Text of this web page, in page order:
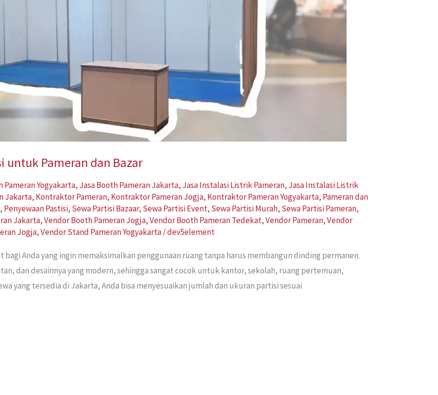
untuk Pameran dan Bazar
Pameran Yogyakarta, Jasa Booth Pameran Jakarta, Jasa Instalasi Listrik Pameran, Jasa Instalasi Listrik
Jakarta, Kontraktor Pameran, Kontraktor Pameran Jogja, Kontraktor Pameran Yogyakarta, Pameran dan
, Penyewaan Pastisi, Sewa Partisi Bazaar, Sewa Partisi Event, Sewa Partisi Murah, Sewa Partisi Pameran,
Jakarta,Vendor Booth Pameran Jogja,Vendor Booth Pameran Tedekat,Vendor Pameran,Vendor
Jogja,Vendor Stand Pameran Yogyakarta/dev5element
Anda yang ingin memaksimalkan penggunaan ruang tanpa harus membangun dinding permanen.
dan desainnya yang modern, sehingga sangat cocok untuk kantor, sekolah, ruang pertemuan,
yang tersedia di Jakarta, Anda bisa menyesuaikan jumlah dan ukuran partisi sesuai